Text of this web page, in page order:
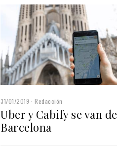
31/01/2019 Redacción
Uber y Cabify se van de
Barcelona